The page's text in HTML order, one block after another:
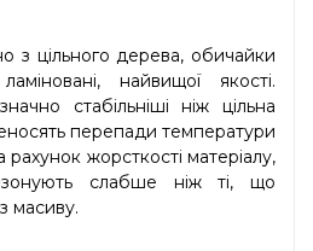
з цільного дерева, обичайки
найвищої якості.
стабільніші ніж цільна
перепади температури
рахунок жорсткості матеріалу,
слабше ніж ті, що
масиву.